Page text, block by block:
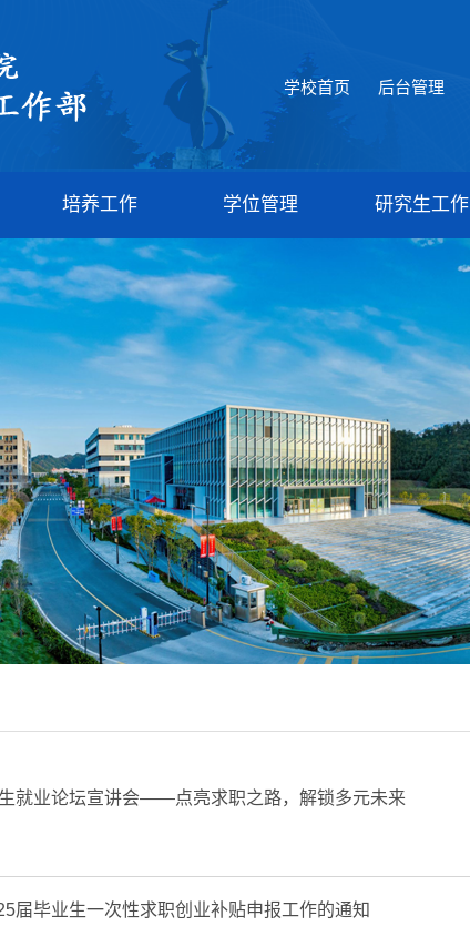
学校首页 后台管理
培养工作 学位管理 研究生工作
就业论坛宣讲会——点亮求职之路，解锁多元未来
届毕业生一次性求职创业补贴申报工作的通知